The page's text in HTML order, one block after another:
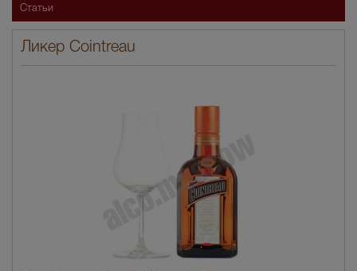
Ликер Cointreau
Статьи